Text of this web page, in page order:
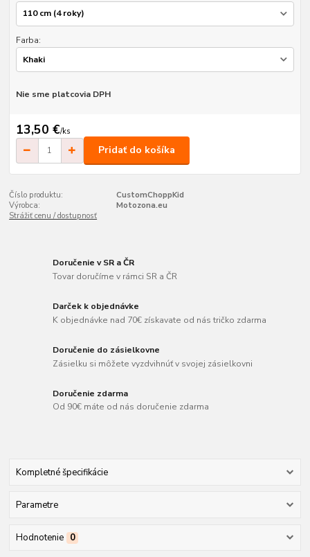
Farba:
Nie sme platcovia DPH
13,50 €/ks
Pridať do košíka
Číslo produktu:
CustomChoppKid
Výrobca:
Motozona.eu
Strážiť cenu / dostupnosť
Doručenie v SR a ČR
Tovar doručíme v rámci SR a ČR
Darček k objednávke
K objednávke nad 70€ získavate od nás tričko zdarma
Doručenie do zásielkovne
Zásielku si môžete vyzdvihnúť v svojej zásielkovni
Doručenie zdarma
Od 90€ máte od nás doručenie zdarma
Kompletné špecifikácie
Parametre
Hodnotenie 0